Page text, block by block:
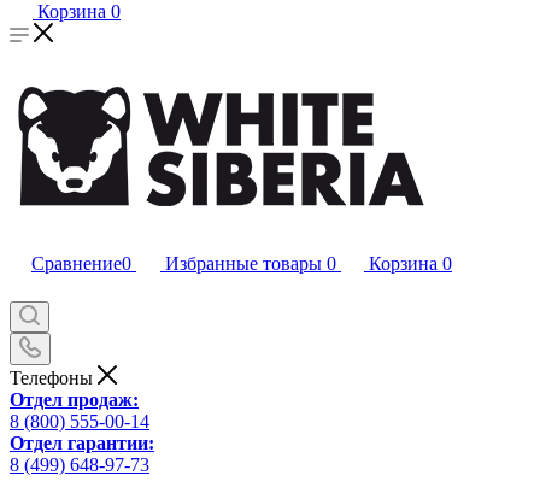
Корзина 0
Сравнение0 Избранные товары 0 Корзина 0
Телефоны
Отдел продаж:
8 (800) 555-00-14
Отдел гарантии:
8 (499) 648-97-73